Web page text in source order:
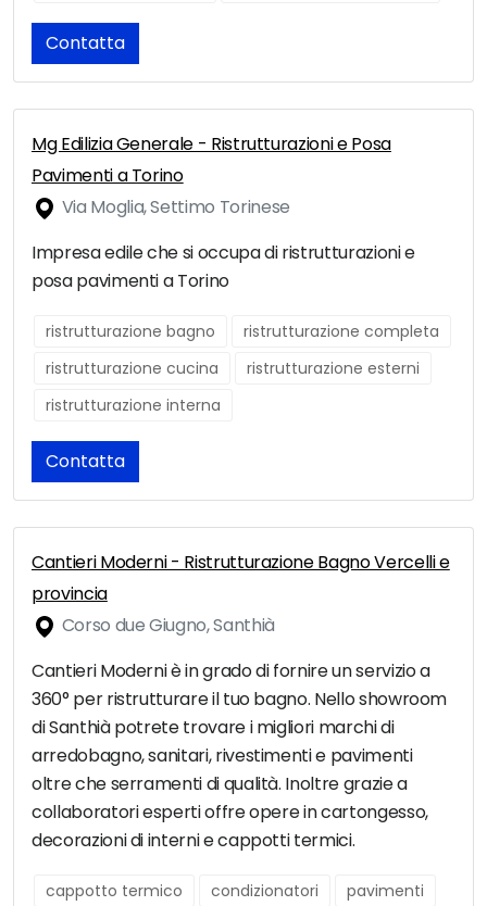
Contatta
Mg Edilizia Generale - Ristrutturazioni e Posa
Pavimenti a Torino
Via Moglia, Settimo Torinese
Impresa edile che si occupa di ristrutturazioni e
posa pavimenti a Torino
ristrutturazione bagno
ristrutturazione completa
ristrutturazione cucina
ristrutturazione esterni
ristrutturazione interna
Contatta
Cantieri Moderni - Ristrutturazione Bagno Vercelli e
provincia
Corso due Giugno, Santhià
Cantieri Moderni è in grado di fornire un servizio a
360° per ristrutturare il tuo bagno. Nello showroom
di Santhià potrete trovare i migliori marchi di
arredobagno, sanitari, rivestimenti e pavimenti
oltre che serramenti di qualità. Inoltre grazie a
collaboratori esperti offre opere in cartongesso,
decorazioni di interni e cappotti termici.
cappotto termico condizionatori
pavimenti